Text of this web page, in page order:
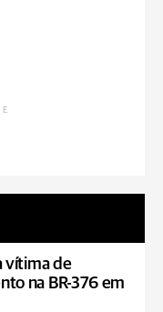
vítima de
na BR-376 em